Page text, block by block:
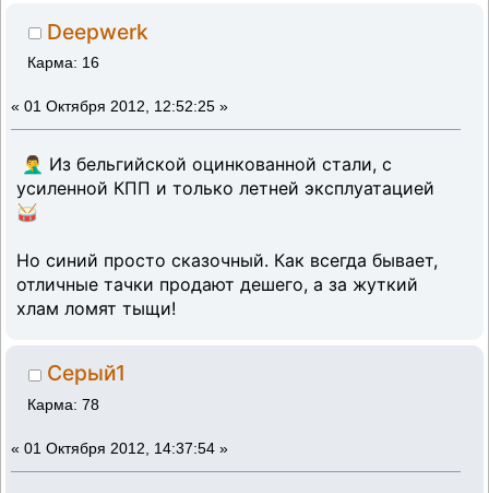
Deepwerk
Карма: 16
« 01 Октября 2012, 12:52:25 »
🤦‍♂️ Из бельгийской оцинкованной стали, с
усиленной КПП и только летней эксплуатацией
🥁
Но синий просто сказочный. Как всегда бывает,
отличные тачки продают дешего, а за жуткий
хлам ломят тыщи!
Серый1
Карма: 78
« 01 Октября 2012, 14:37:54 »